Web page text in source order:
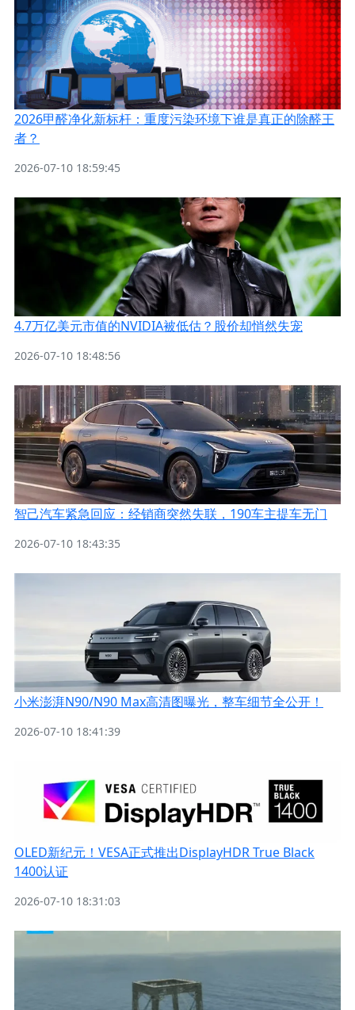
2026甲醛净化新标杆：重度污染环境下谁是真正的除醛王
者？
2026-07-10 18:59:45
4.7万亿美元市值的NVIDIA被低估？股价却悄然失宠
2026-07-10 18:48:56
智己汽车紧急回应：经销商突然失联，190车主提车无门
2026-07-10 18:43:35
小米澎湃N90/N90 Max高清图曝光，整车细节全公开！
2026-07-10 18:41:39
OLED新纪元！VESA正式推出DisplayHDR True Black
1400认证
2026-07-10 18:31:03